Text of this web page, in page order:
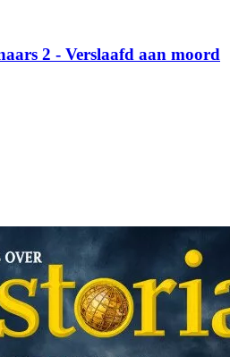
2 - Verslaafd aan moord